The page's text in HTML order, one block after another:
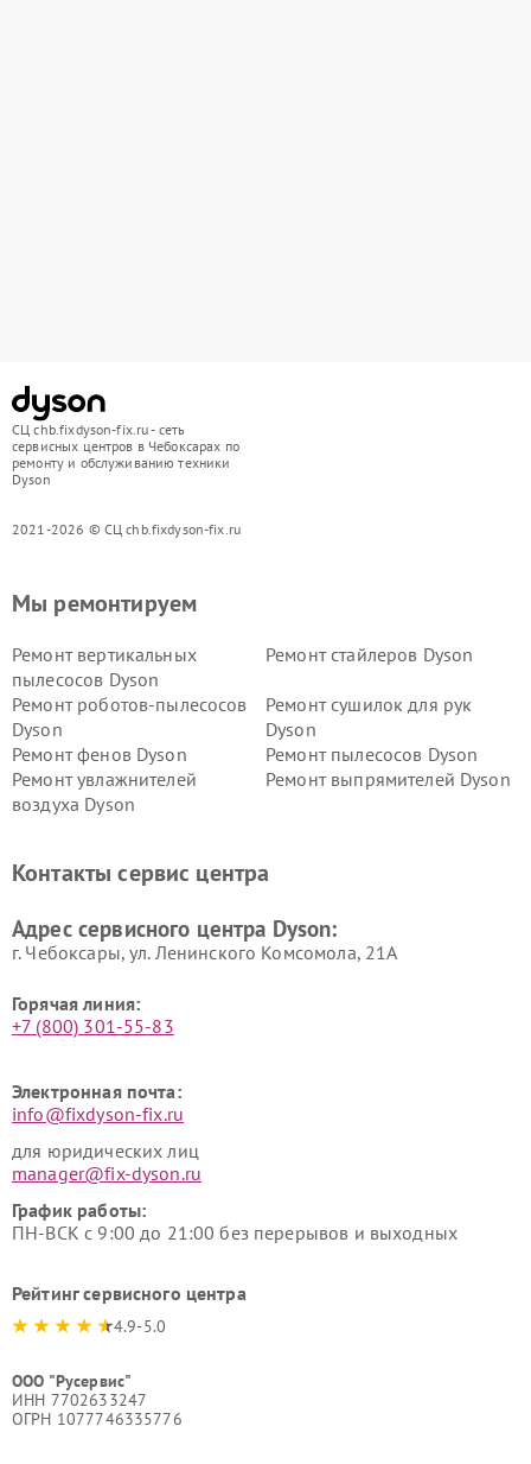
СЦ chb.fixdyson-fix.ru - сеть
сервисных центров в Чебоксарах по
ремонту и обслуживанию техники
Dyson
2021-2026 © СЦ chb.fixdyson-fix.ru
Мы ремонтируем
Ремонт вертикальных
пылесосов Dyson
Ремонт стайлеров Dyson
Ремонт роботов-пылесосов
Dyson
Ремонт сушилок для рук
Dyson
Ремонт фенов Dyson
Ремонт пылесосов Dyson
Ремонт увлажнителей
воздуха Dyson
Ремонт выпрямителей Dyson
Контакты сервис центра
Адрес сервисного центра Dyson:
г. Чебоксары, ул. Ленинского Комсомола, 21А
Горячая линия:
+7 (800) 301-55-83
Электронная почта:
info@fixdyson-fix.ru
для юридических лиц
manager@fix-dyson.ru
График работы:
ПН-ВСК с 9:00 до 21:00 без перерывов и выходных
Рейтинг сервисного центра
4.9-5.0
ООО "Русервис"
ИНН 7702633247
ОГРН 1077746335776